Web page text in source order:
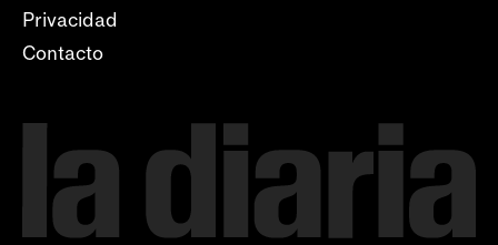
Privacidad
Contacto